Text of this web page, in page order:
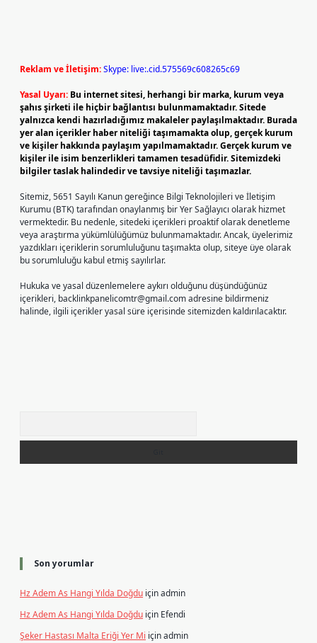
Reklam ve İletişim:Skype: live:.cid.575569c608265c69
Yasal Uyarı: Bu internet sitesi, herhangi bir marka, kurum veya
şahıs şirketi ile hiçbir bağlantısı bulunmamaktadır. Sitede
yalnızca kendi hazırladığımız makaleler paylaşılmaktadır. Burada
yer alan içerikler haber niteliği taşımamakta olup, gerçek kurum
ve kişiler hakkında paylaşım yapılmamaktadır. Gerçek kurum ve
kişiler ile isim benzerlikleri tamamen tesadüfidir. Sitemizdeki
bilgiler taslak halindedir ve tavsiye niteliği taşımazlar.
Sitemiz, 5651 Sayılı Kanun gereğince Bilgi Teknolojileri ve İletişim
Kurumu (BTK) tarafından onaylanmış bir Yer Sağlayıcı olarak hizmet
vermektedir. Bu nedenle, sitedeki içerikleri proaktif olarak denetleme
veya araştırma yükümlülüğümüz bulunmamaktadır. Ancak, üyelerimiz
yazdıkları içeriklerin sorumluluğunu taşımakta olup, siteye üye olarak
bu sorumluluğu kabul etmiş sayılırlar.
Hukuka ve yasal düzenlemelere aykırı olduğunu düşündüğünüz
içerikleri, backlinkpanelicomtr@gmail.comadresine bildirmeniz
halinde, ilgili içerikler yasal süre içerisinde sitemizden kaldırılacaktır.
Son yorumlar
Hz Adem As Hangi Yılda Doğdu içinadmin
Hz Adem As Hangi Yılda Doğdu için Efendi
Şeker Hastası Malta Eriği Yer Mi içinadmin